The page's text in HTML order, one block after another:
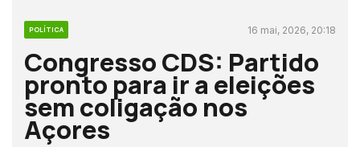
POLÍTICA 16 mai, 2026, 20:18
Congresso CDS: Partido
pronto para ir a eleições
sem coligação nos
Açores